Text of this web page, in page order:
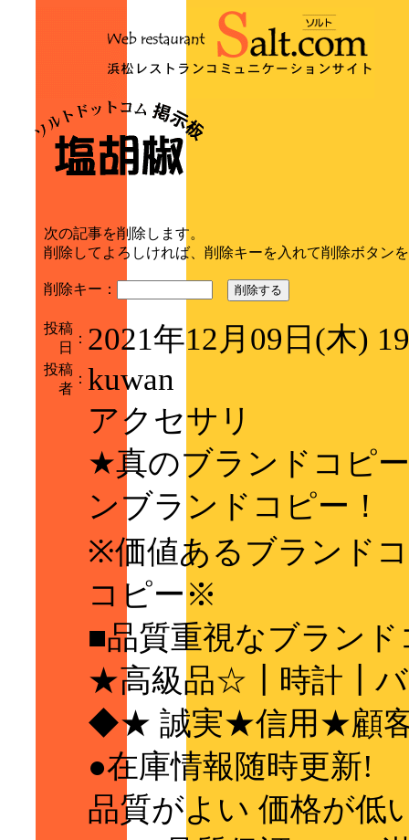
次の記事を削除します。
削除してよろしければ、削除キーを入れて削除ボタン
削除キー： 削除する
投稿
日
： 2021年12月09日(木)
投稿
者
： kuwan
アクセサリ
★真のブランドコピ
ンブランドコピー！
※価値あるブランド
コピー※
■品質重視なブラン
★高級品☆┃時計┃
◆★ 誠実★信用★顧
●在庫情報随時更新!
品質がよい 価格が低